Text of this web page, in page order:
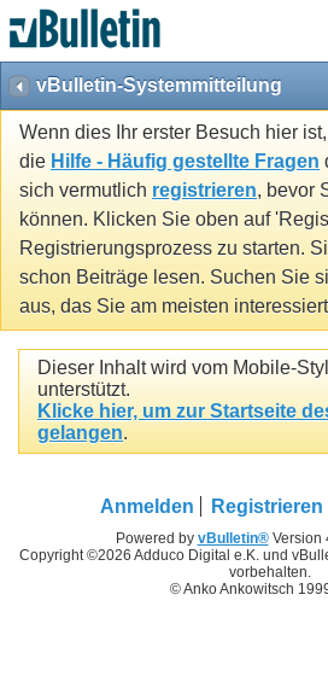
vBulletin-Systemmitteilung
Wenn dies Ihr erster Besuch hier
die Hilfe - Häufig gestellte Fragen
sich vermutlich registrieren, bevor
können. Klicken Sie oben auf
Registrierungsprozess zu starten.
schon Beiträge lesen. Suchen Sie
aus, das Sie am meisten
Dieser Inhalt wird vom Mobile-
unterstützt.
Klicke hier, um zur Startseite
gelangen.
Anmelden Registrieren
Powered by vBulletin®Version
Copyright ©2026 Adduco Digital e.K. und
vorbehalten.
© Anko Ankowitsch